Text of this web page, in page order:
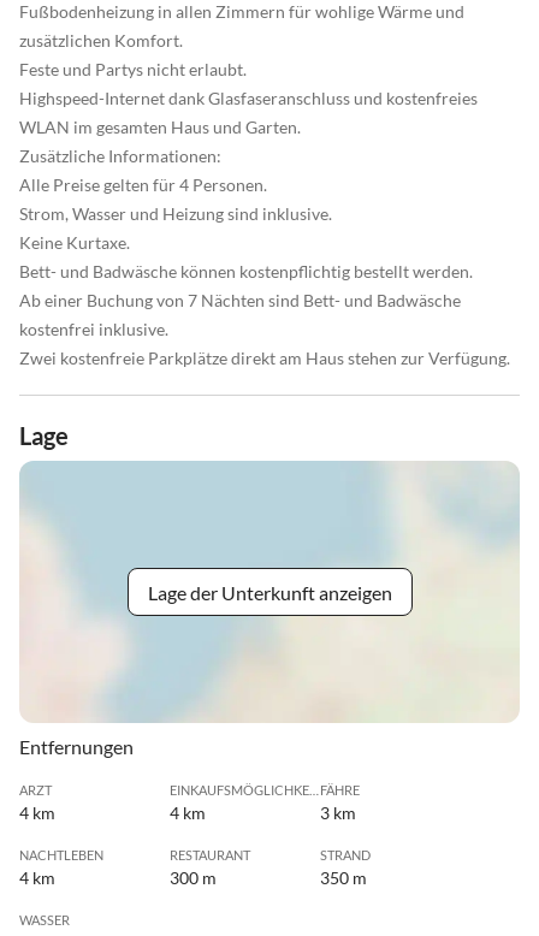
Fußbodenheizung in allen Zimmern für wohlige Wärme und
zusätzlichen Komfort.
Feste und Partys nicht erlaubt.
Highspeed-Internet dank Glasfaseranschluss und kostenfreies
WLAN im gesamten Haus und Garten.
Zusätzliche Informationen:
Alle Preise gelten für 4 Personen.
Strom, Wasser und Heizung sind inklusive.
Keine Kurtaxe.
Bett- und Badwäsche können kostenpflichtig bestellt werden.
Ab einer Buchung von 7 Nächten sind Bett- und Badwäsche
kostenfrei inklusive.
Zwei kostenfreie Parkplätze direkt am Haus stehen zur Verfügung.
Lage
Lage der Unterkunft anzeigen
Entfernungen
ARZT
4 km
EINKAUFSMÖGLICHKEIT
4 km
FÄHRE
3 km
NACHTLEBEN
4 km
RESTAURANT
300 m
STRAND
350 m
WASSER